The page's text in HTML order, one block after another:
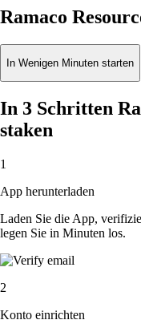
Ramaco
In Wenigen Minuten starten
In 3 Schritten
staken
1
App herunterladen
Laden Sie die App,
legen Sie in Minuten los.
2
Konto einrichten